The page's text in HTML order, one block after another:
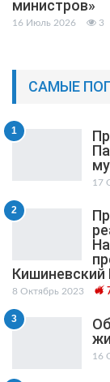
министров»
16 Июль 2026 3
САМЫЕ
1
17
2
Кишиневский
8 Октябрь 2023
3
16